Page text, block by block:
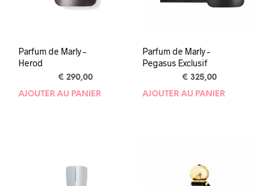
Parfum de Marly –
Herod
€ 290,00
AJOUTER AU PANIER
Parfum de Marly –
Pegasus Exclusif
€ 325,00
AJOUTER AU PANIER